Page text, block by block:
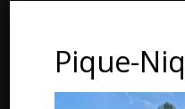
Les Jardins du Manoir
24590 Salignac-Eyvigues
Pique-